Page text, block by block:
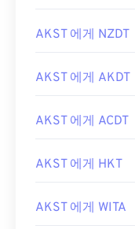
AKST 에게 NZDT
AKST 에게 AKDT
AKST 에게 ACDT
AKST 에게 HKT
AKST 에게 WITA